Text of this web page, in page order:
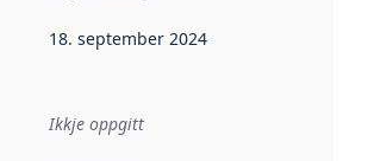
Denne datoen seier når dataa i dette
18. september 2024
Ikkje oppgitt